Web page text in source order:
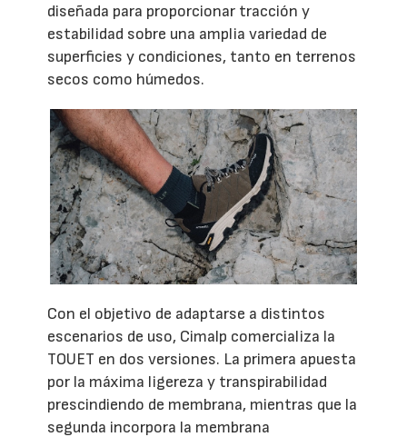
diseñada para proporcionar tracción y
estabilidad sobre una amplia variedad de
superficies y condiciones, tanto en terrenos
secos como húmedos.
Con el objetivo de adaptarse a distintos
escenarios de uso, Cimalp comercializa la
TOUET en dos versiones. La primera apuesta
por la máxima ligereza y transpirabilidad
prescindiendo de membrana, mientras que la
segunda incorpora la membrana